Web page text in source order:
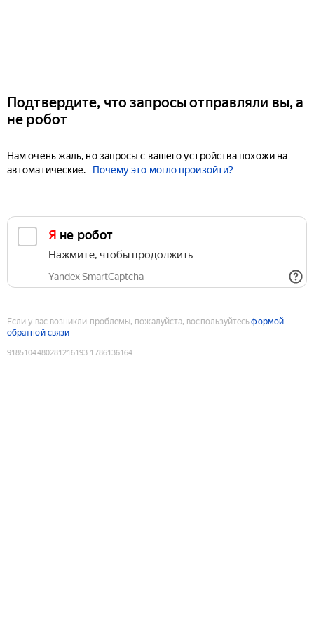
Подтвердите, что запросы отправляли вы, а
не робот
Нам очень жаль, но запросы с вашего устройства похожи на
автоматические.
Почему это могло произойти?
Я не робот
Нажмите, чтобы продолжить
Yandex SmartCaptcha
Если у вас возникли проблемы, пожалуйста, воспользуйтесьформой
обратной связи
9185104480281216193:1786136164